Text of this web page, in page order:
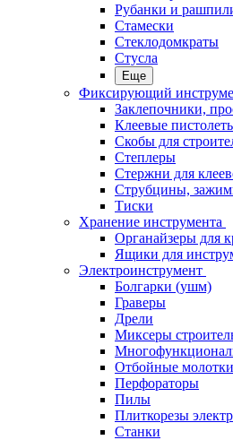
Рубанки и
Стамески
Стеклодомкраты
Стусла
Еще
Фиксирующий
Заклепочники,
Клеевые
Скобы для
Степлеры
Стержни для
Струбцины,
Тиски
Хранение инструмента
Органайзеры для
Ящики для
Электроинструмент
Болгарки (ушм)
Граверы
Дрели
Миксеры
Отбойные молотки
Перфораторы
Пилы
Плиткорезы
Станки